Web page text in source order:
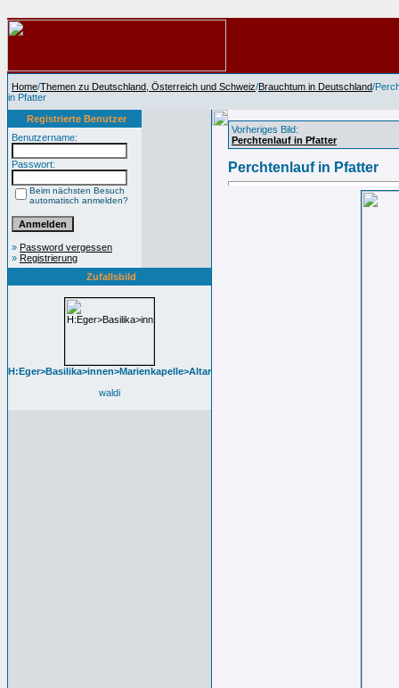
Home/Themen zu Deutschland, Österreich und Schweiz/Brauchtum in Deutschland/
in Pfatter
Registrierte Benutzer
Benutzername:
Passwort:
Beim nächsten Besuch
automatisch anmelden?
» Password vergessen
» Registrierung
Zufallsbild
H:Eger>Basilika>innen>Marienkapelle>Altar
waldi
Vorheriges Bild:
Perchtenlauf in Pfatter
Perchtenlauf in Pfatter